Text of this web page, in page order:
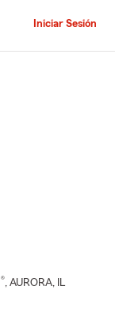
Iniciar Sesión
®, AURORA, IL